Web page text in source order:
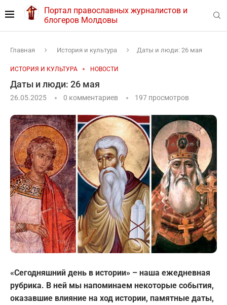
Портал православных журналистов и
блогеров Молдовы
Главная История и культура Даты и люди: 26 мая
ИСТОРИЯ И КУЛЬТУРА НОВОСТИ
Даты и люди: 26 мая
26.05.2025 0 комментариев 197 просмотров
«Сегодняшний день в истории» – наша ежедневная
рубрика. В ней мы напоминаем некоторые события,
оказавшие влияние на ход истории, памятные даты,